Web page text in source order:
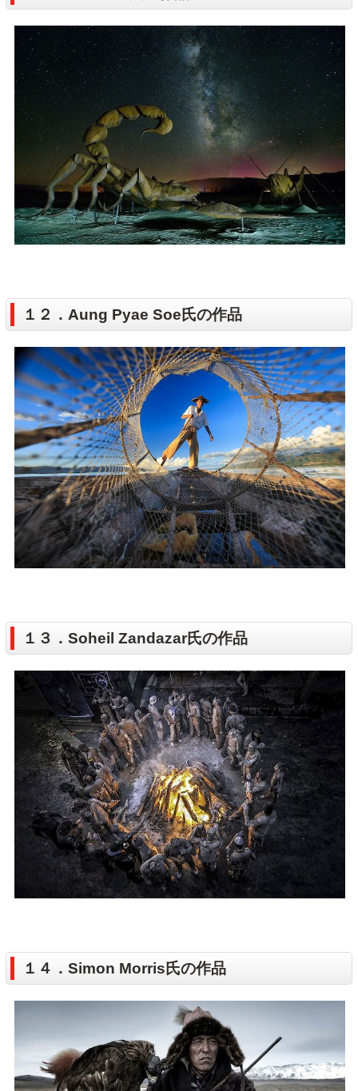
１２．Aung Pyae Soe氏の作品
１３．Soheil Zandazar氏の作品
１４．Simon Morris氏の作品